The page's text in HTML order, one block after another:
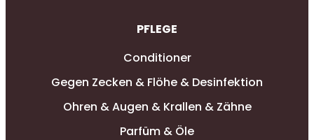
PFLEGE
Conditioner
Gegen Zecken & Flöhe & Desinfektion
Ohren & Augen & Krallen & Zähne
Parfüm & Öle